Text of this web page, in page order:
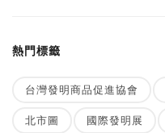
熱門標籤
台灣發明商品促進協會
北市圖 國際發明展